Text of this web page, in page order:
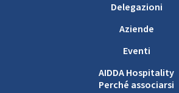
Delegazioni
Aziende
Eventi
AIDDA Hospitality
Perché associarsi